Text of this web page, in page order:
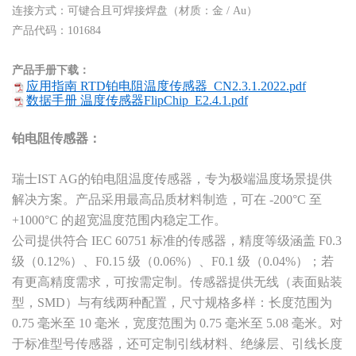
连接方式：可键合且可焊接焊盘（材质：金 / Au）
产品代码：101684
产品手册下载：
应用指南 RTD铂电阻温度传感器_CN2.3.1.2022.pdf
数据手册 温度传感器FlipChip_E2.4.1.pdf
铂电阻传感器：
瑞士IST AG的铂电阻温度传感器，专为极端温度场景提供
解决方案。产品采用最高品质材料制造，可在 -200°C 至
+1000°C 的超宽温度范围内稳定工作。
公司提供符合 IEC 60751 标准的传感器，精度等级涵盖 F0.3
级（0.12%）、F0.15 级（0.06%）、F0.1 级（0.04%）；若
有更高精度需求，可按需定制。传感器提供无线（表面贴装
型，SMD）与有线两种配置，尺寸规格多样：长度范围为
0.75 毫米至 10 毫米，宽度范围为 0.75 毫米至 5.08 毫米。对
于标准型号传感器，还可定制引线材料、绝缘层、引线长度